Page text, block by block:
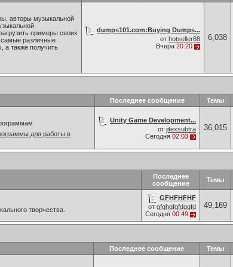
авторы музыкальной
примеры своих
различные
а также получить
dumps101.com:Buying Dumps...
от hotseller68
Вчера 20:20
6,038
Последнее сообщение Темы
для работы в
Unity Game Development...
от jitexsubtra
Сегодня 02:03
36,015
Последнее
сообщение
Темы
творчества.
GFHFHFHF
от gfghgfgfdggfd
Сегодня 00:49
49,169
Последнее сообщение Темы